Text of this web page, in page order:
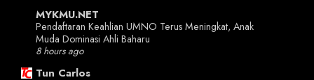
MYKMU.NET
Pendaftaran Keahlian UMNO Terus Meningkat, Anak
Muda Dominasi Ahli Baharu
8 hours ago
Tun Carlos